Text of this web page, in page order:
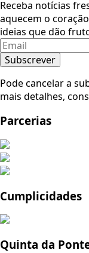
Receba notícias
aquecem o
ideias que dão
Subscrever
Pode cancelar a
mais detalhes,
Parcerias
Cumplicidades
Quinta da